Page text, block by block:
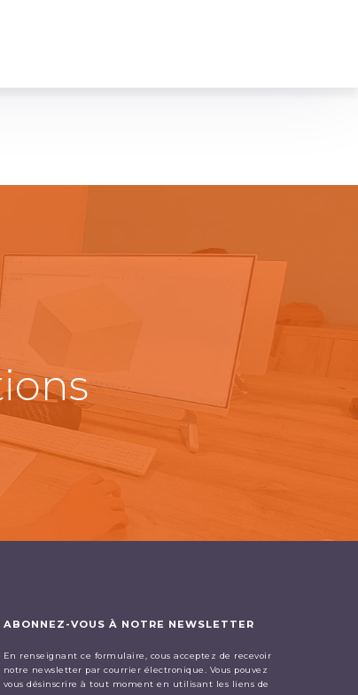
ABONNEZ-VOUS À NOTRE NEWSLETTER
En renseignant ce formulaire, cous acceptez de recevoir
notre newsletter par courrier électronique. Vous pouvez
vous désinscrire à tout moment en utilisant les liens de